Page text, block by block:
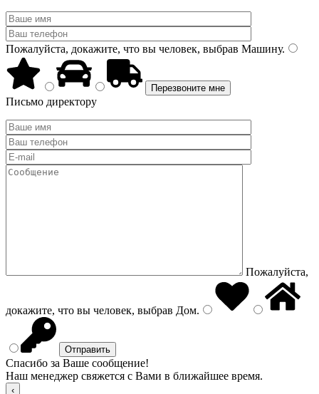
Пожалуйста, докажите, что вы человек, выбрав Машину.
Письмо директору
Пожалуйста,
докажите, что вы человек, выбрав Дом.
Спасибо за Ваше сообщение!
Наш менеджер свяжется с Вами в ближайшее время.